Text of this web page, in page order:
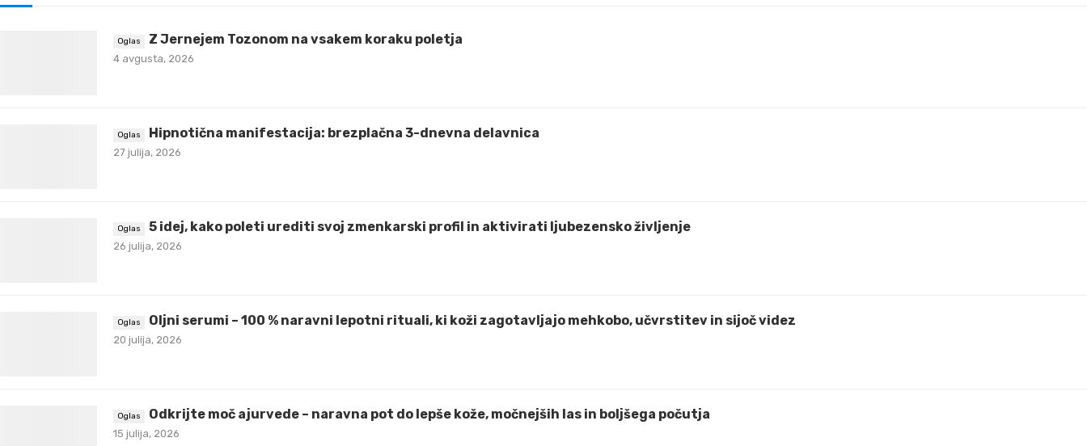
Z Jernejem Tozonom na vsakem koraku poletja
4 avgusta, 2026
Hipnotična manifestacija: brezplačna 3-dnevna delavnica
27 julija, 2026
5 idej, kako poleti urediti svoj zmenkarski profil in aktivirati ljubezensko življenje
26 julija, 2026
Oljni serumi – 100 % naravni lepotni rituali, ki koži zagotavljajo mehkobo, učvrstitev in sijoč videz
20 julija, 2026
Odkrijte moč ajurvede – naravna pot do lepše kože, močnejših las in boljšega počutja
15 julija, 2026